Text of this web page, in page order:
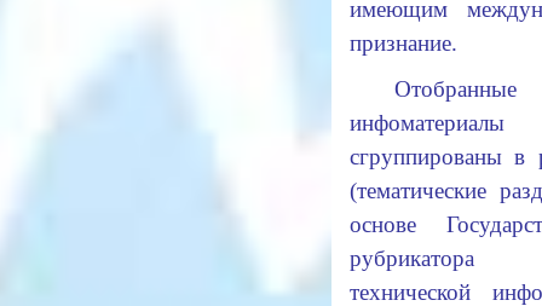
имеющим
признание.
Отобранные
инфоматериалы
сгруппированы в
(тематические
основе
рубрикатора
технической